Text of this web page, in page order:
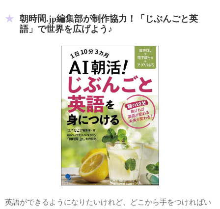
朝時間.jp編集部が制作協力！「じぶんごと英
語」で世界を広げよう♪
英語ができるようになりたいけれど、どこから手をつければい